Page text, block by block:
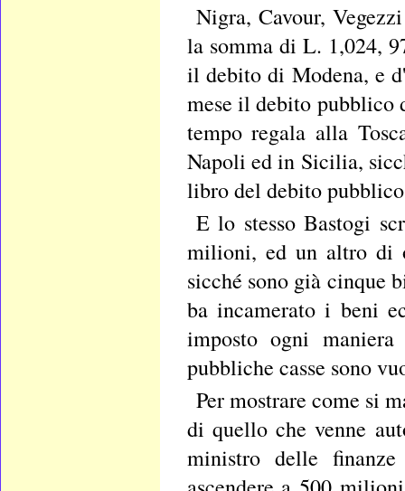
Nigra, Cavour,
la somma di L. 1,024,
il debito di Modena, e
mese il debito
tempo regala alla
Napoli ed in Sicilia,
libro del debito
E lo stesso Bastogi
milioni, ed un altro di
sicché sono già cinque
ba incamerato i beni
imposto ogni
pubbliche casse sono
Per mostrare come si
di quello che venne
ministro delle